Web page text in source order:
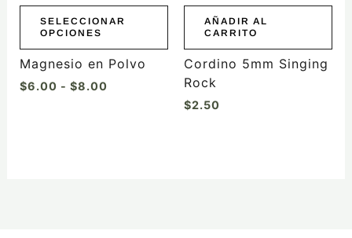
SELECCIONAR
OPCIONES
elegir
la
página
de
Magnesio en Polvo
$6.00 - $8.00
AÑADIR AL
CARRITO
Cordino 5mm Singing
Rock
$2.50